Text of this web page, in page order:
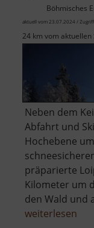
Böhmisches
aktuell vom 23.07.2024 /
24 km vom aktuellen
Neben dem
Abfahrt und
Hochebene
präparierte
Kilometer um
den Wald und
weiterlesen